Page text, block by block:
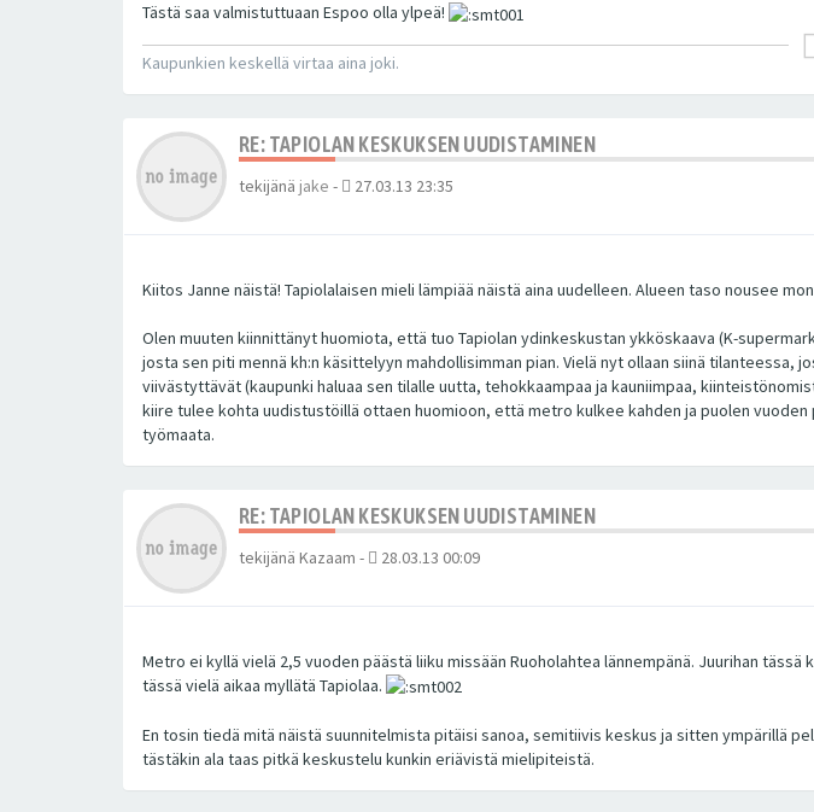
Tästä saa valmistuttuaan Espoo olla ylpeä!
Kaupunkien keskellä virtaa aina joki.
RE: TAPIOLAN KESKUKSEN UUDISTAMINEN
tekijänä jake - 27.03.13 23:35
Kiitos Janne näistä! Tapiolalaisen mieli lämpiää näistä aina uudelleen. Alueen taso nousee
Olen muuten kiinnittänyt huomiota, että tuo Tapiolan ydinkeskustan ykköskaava (K-
josta sen piti mennä kh:n käsittelyyn mahdollisimman pian. Vielä nyt ollaan siinä
viivästyttävät (kaupunki haluaa sen tilalle uutta, tehokkaampaa ja kauniimpaa,
kiire tulee kohta uudistustöillä ottaen huomioon, että metro kulkee kahden ja puolen
työmaata.
RE: TAPIOLAN KESKUKSEN UUDISTAMINEN
tekijänä Kazaam - 28.03.13 00:09
Metro ei kyllä vielä 2,5 vuoden päästä liiku missään Ruoholahtea lännempänä. Juurihan
tässä vielä aikaa myllätä Tapiolaa.
En tosin tiedä mitä näistä suunnitelmista pitäisi sanoa, semitiivis keskus ja sitten ympärillä
tästäkin ala taas pitkä keskustelu kunkin eriävistä mielipiteistä.